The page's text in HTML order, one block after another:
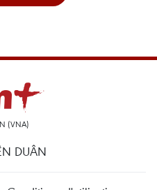
(VNA)
DUÂN